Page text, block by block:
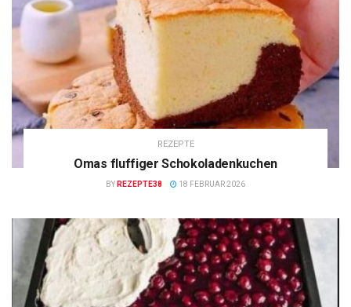
REZEPTE
Omas fluffiger Schokoladenkuchen
BY REZEPTE38 18 FEBRUAR 2026